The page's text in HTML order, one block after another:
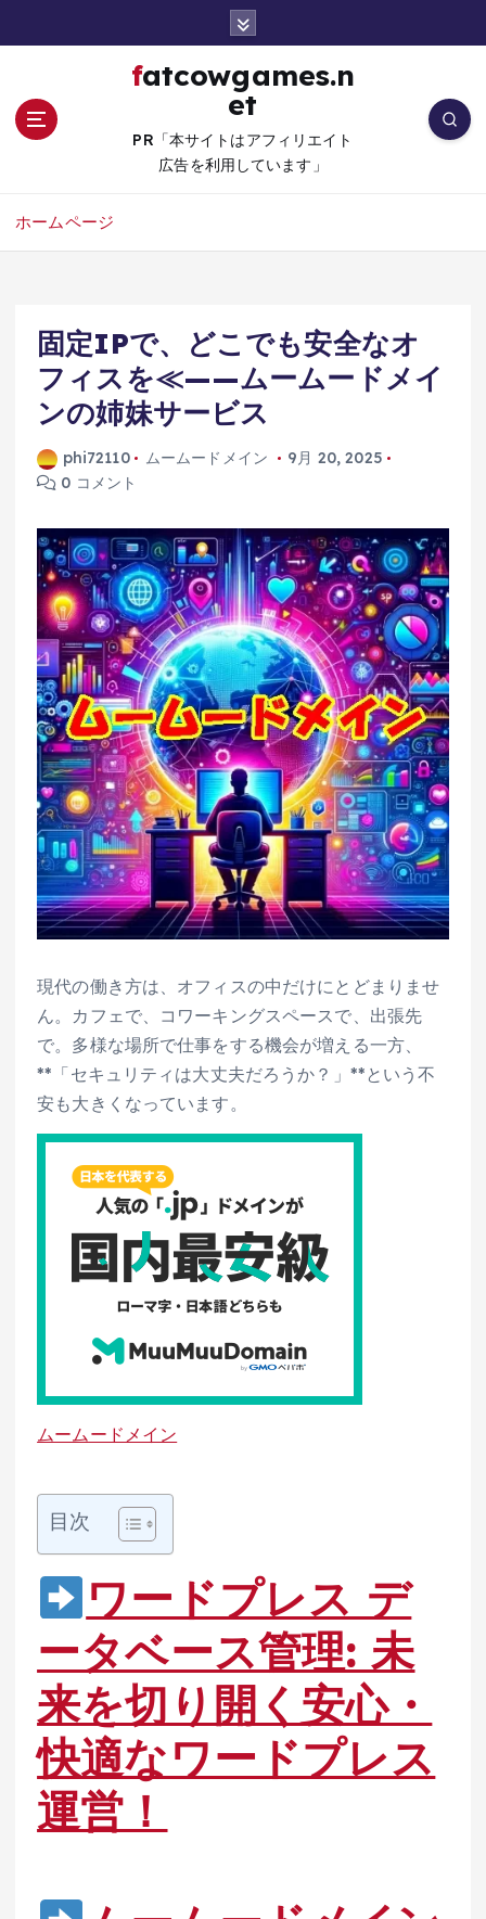
fatcowgames.n
et
PR「本サイトはアフィリエイト
広告を利用しています」
ホームページ
固定IPで、どこでも安全なオ
フィスを≪——ムームードメイ
ンの姉妹サービス
phi72110 ムームードメイン
9月 20, 2025
0 コメント
現代の働き方は、オフィスの中だけにとどまりませ
ん。カフェで、コワーキングスペースで、出張先
で。多様な場所で仕事をする機会が増える一方、
**「セキュリティは大丈夫だろうか？」**という不
安も大きくなっています。
ムームードメイン
目次
ワードプレス デ
ータベース管理: 未
来を切り開く安心・
快適なワードプレス
運営！